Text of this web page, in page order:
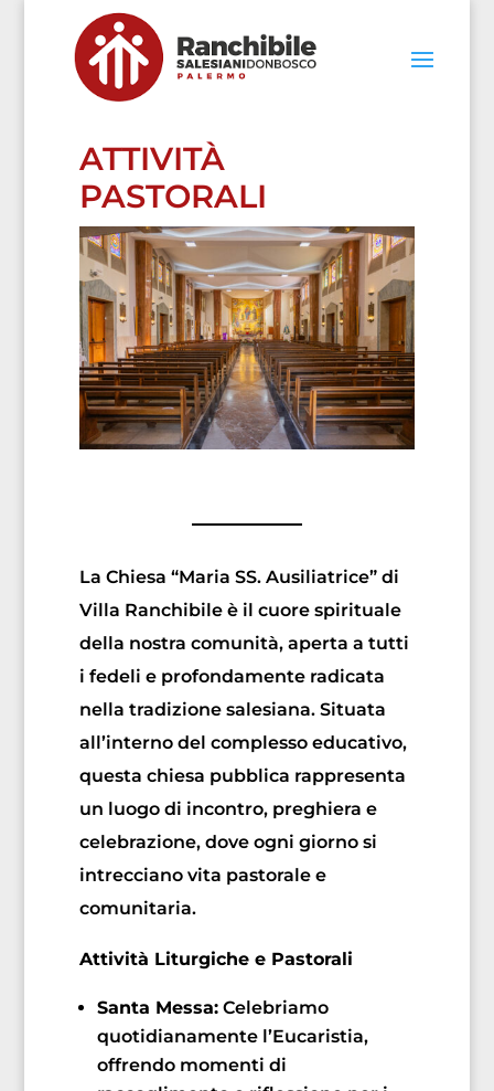
ATTIVITÀ
PASTORALI
La Chiesa “Maria SS. Ausiliatrice” di
Villa Ranchibile è il cuore spirituale
della nostra comunità, aperta a tutti
i fedeli e profondamente radicata
nella tradizione salesiana. Situata
all’interno del complesso educativo,
questa chiesa pubblica rappresenta
un luogo di incontro, preghiera e
celebrazione, dove ogni giorno si
intrecciano vita pastorale e
comunitaria.
Attività Liturgiche e Pastorali
Santa Messa: Celebriamo
quotidianamente l’Eucaristia,
offrendo momenti di